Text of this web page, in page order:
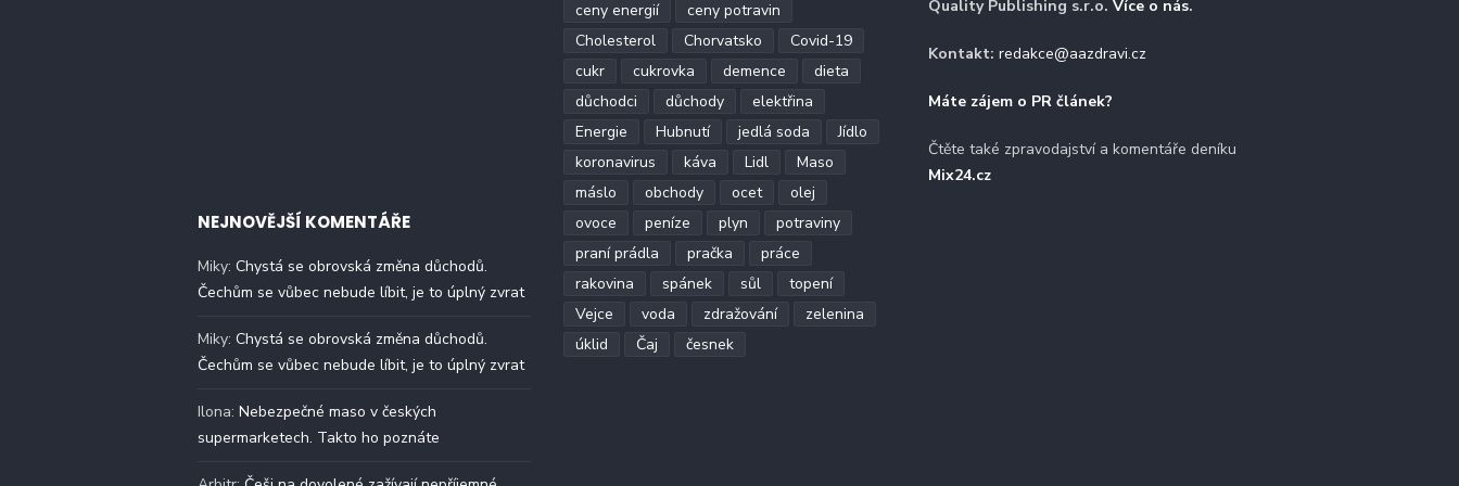
NEJNOVĚJŠÍ KOMENTÁŘE
Miky: Chystá se obrovská změna důchodů.
Čechům se vůbec nebude líbit, je to úplný zvrat
Miky: Chystá se obrovská změna důchodů.
Čechům se vůbec nebude líbit, je to úplný zvrat
Ilona: Nebezpečné maso v českých
supermarketech. Takto ho poznáte
ceny energií
ceny potravin
Cholesterol
Chorvatsko
Covid-19
cukr
cukrovka demence
dieta
důchodci
důchody
elektřina
Energie
Hubnutí jedlá soda
Jídlo
koronavirus
káva Lidl
Maso
máslo
obchody ocet
olej
ovoce
peníze plyn
potraviny
praní prádla
pračka
práce
rakovina
spánek sůl
topení
Vejce
voda zdražování
zelenina
úklid
Čaj česnek
Quality Publishing s.r.o.Více o nás.
Kontakt: redakce@aazdravi.cz
Máte zájem o PR článek?
Čtěte také zpravodajství a komentáře deníku
Mix24.cz